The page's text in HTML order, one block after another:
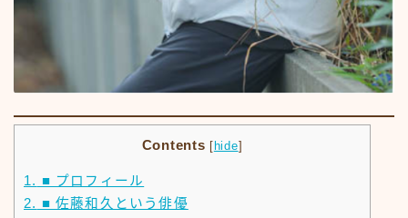
Contents [hide]
1. ■ プロフィール
2. ■ 佐藤和久という俳優